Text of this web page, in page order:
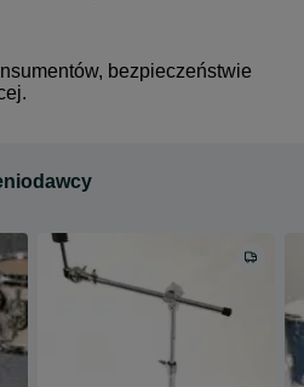
bezpieczeństwie